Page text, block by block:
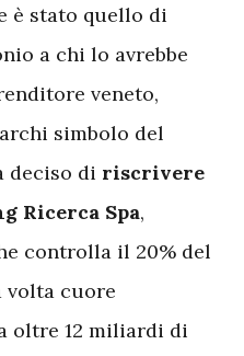
è stato quello di
a chi lo avrebbe
veneto,
simbolo del
deciso di riscrivere
Ricerca Spa,
controlla il 20% del
volta cuore
oltre 12 miliardi di